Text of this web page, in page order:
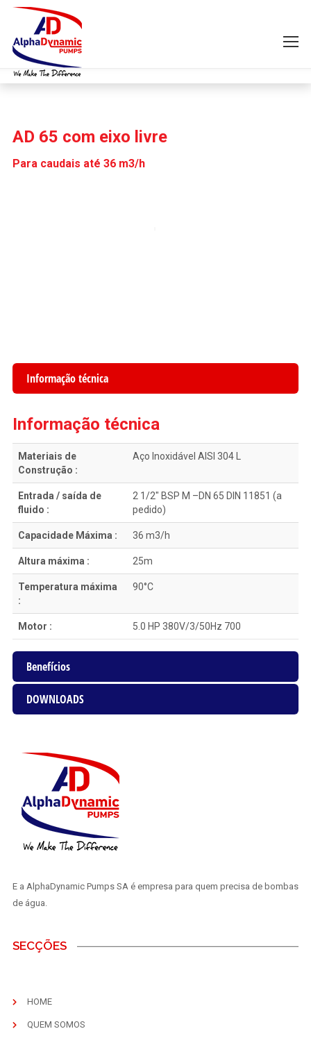
AD 65 com eixo livre
Para caudais até 36 m3/h
Informação técnica
Informação técnica
Materiais de
Construção :
Aço Inoxidável AISI 304 L
Entrada / saída de
fluido :
2 1/2″ BSP M –DN 65 DIN 11851 (a
pedido)
Capacidade Máxima : 36 m3/h
Altura máxima : 25m
Temperatura máxima
:
90°C
Motor : 5.0 HP 380V/3/50Hz 700
Benefícios
DOWNLOADS
E a AlphaDynamic Pumps SA é empresa para quem precisa de bombas
de água.
SECÇÕES
HOME
QUEM SOMOS